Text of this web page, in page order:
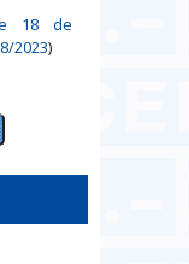
18 de
2023)